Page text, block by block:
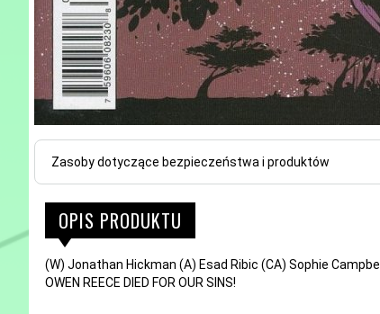
Zasoby dotyczące bezpieczeństwa i produktów
OPIS PRODUKTU
(W) Jonathan Hickman (A) Esad Ribic (CA) Sophie Campbell
OWEN REECE DIED FOR OUR SINS!